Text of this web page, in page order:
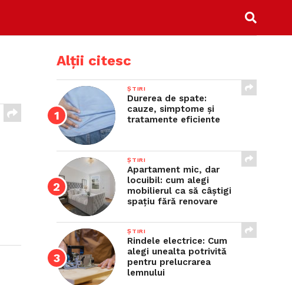
Alții citesc
ȘTIRI
Durerea de spate:
cauze, simptome și
tratamente eficiente
ȘTIRI
Apartament mic, dar
locuibil: cum alegi
mobilierul ca să câștigi
spațiu fără renovare
ȘTIRI
Rindele electrice: Cum
alegi unealta potrivită
pentru prelucrarea
lemnului